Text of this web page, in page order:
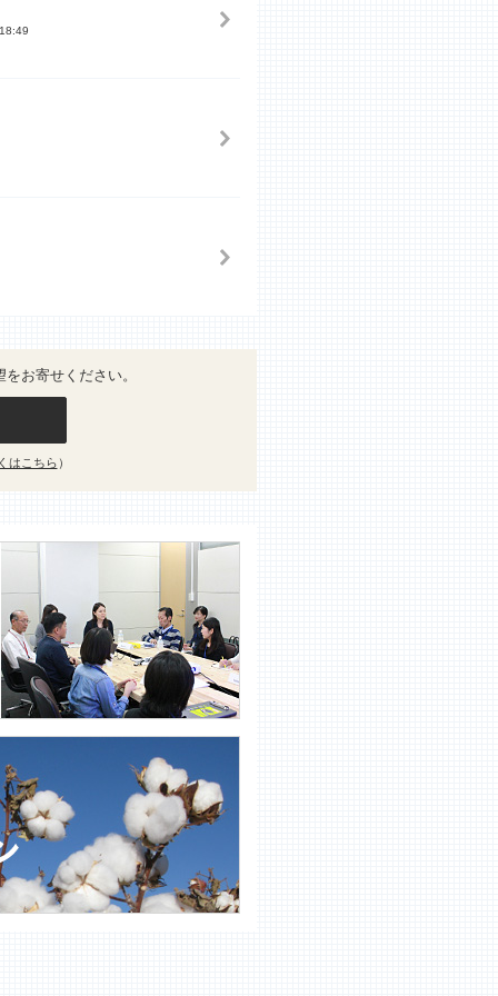
お寄せください。
はこちら ）